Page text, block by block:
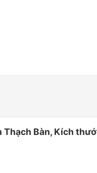
Thạch Bàn, Kích